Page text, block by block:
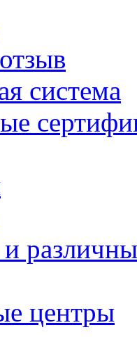
система
центры